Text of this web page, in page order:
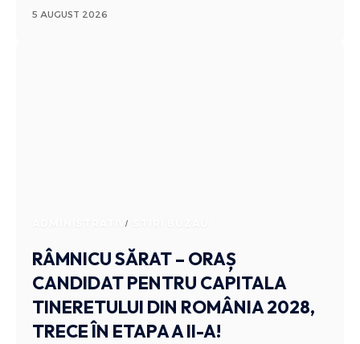
5 AUGUST 2026
ADMINISTRATIV
RÂMNICU SĂRAT – ORAȘ
CANDIDAT PENTRU CAPITALA
TINERETULUI DIN ROMÂNIA 2028,
TRECE ÎN ETAPA A II-A!